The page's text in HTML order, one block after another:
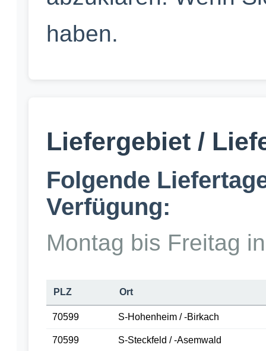
haben.
Liefergebiet /
Folgende
Verfügung:
Montag bis Freitag
PLZ Ort
70599 S-Hohenheim / -Birkach
70599 S-Steckfeld / -Asemwald